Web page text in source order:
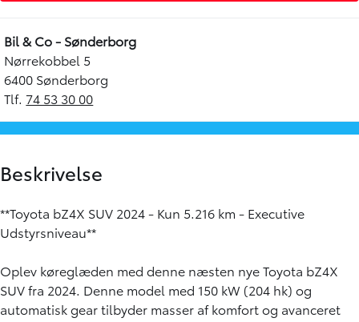
Bil & Co - Sønderborg
Nørrekobbel 5
6400 Sønderborg
Tlf. 74 53 30 00
Beskrivelse
**Toyota bZ4X SUV 2024 - Kun 5.216 km - Executive
Udstyrsniveau**
Oplev køreglæden med denne næsten nye Toyota bZ4X
SUV fra 2024. Denne model med 150 kW (204 hk) og
automatisk gear tilbyder masser af komfort og avanceret